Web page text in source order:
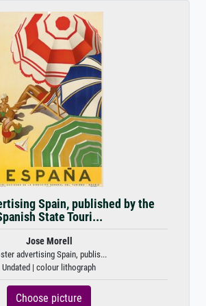
Spain, published by the
State Touri...
Jose Morell
advertising Spain, publis...
Undated | colour lithograph
Choose picture